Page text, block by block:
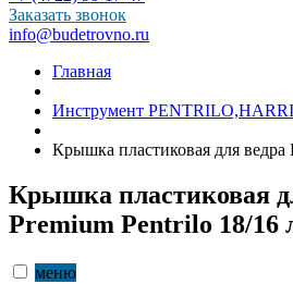
Заказать звонок
info@budetrovno.ru
Главная
Инструмент
Крышка пластиковая для ведра
Крышка пластиковая
Premium Pentrilo 18/16
меню